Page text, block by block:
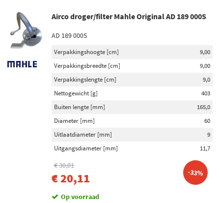
Airco droger/filter Mahle Original AD 189 000S
AD 189 000S
Verpakkingshoogte [cm]
9,00
Verpakkingsbreedte [cm]
9,00
Verpakkingslengte [cm]
9,0
Nettogewicht [g]
403
Buiten lengte [mm]
165,0
Diameter [mm]
60
Uitlaatdiameter [mm]
9
Uitgangsdiameter [mm]
11,7
€ 30,01
€ 20,11 -33%
Op voorraad